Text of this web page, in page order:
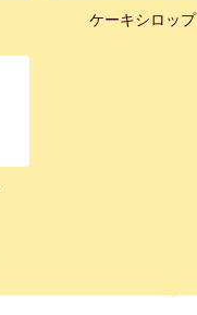
ケーキシロップ